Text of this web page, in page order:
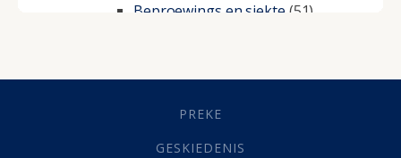
Beproewings en siekte (51)
Geestelike Groei(10)
(21)
Grys Areas(4)
PREKE
GESKIEDENIS